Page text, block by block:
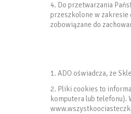
4. Do przetwarzania
przeszkolone w zakresie
zobowiązane do
1. ADO oświadcza, że
2. Pliki cookies to
komputera lub telefonu).